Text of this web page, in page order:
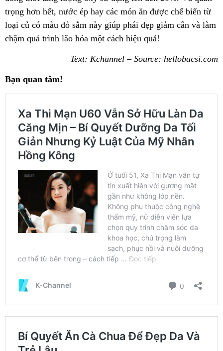
trọng hơn hết, nước ép hay các món ăn được chế biến từ
loại củ có màu đỏ sẫm này giúp phái đẹp giảm cân và làm
chậm quá trình lão hóa một cách hiệu quả!
Text: Kchannel – Source: hellobacsi.com
Bạn quan tâm!